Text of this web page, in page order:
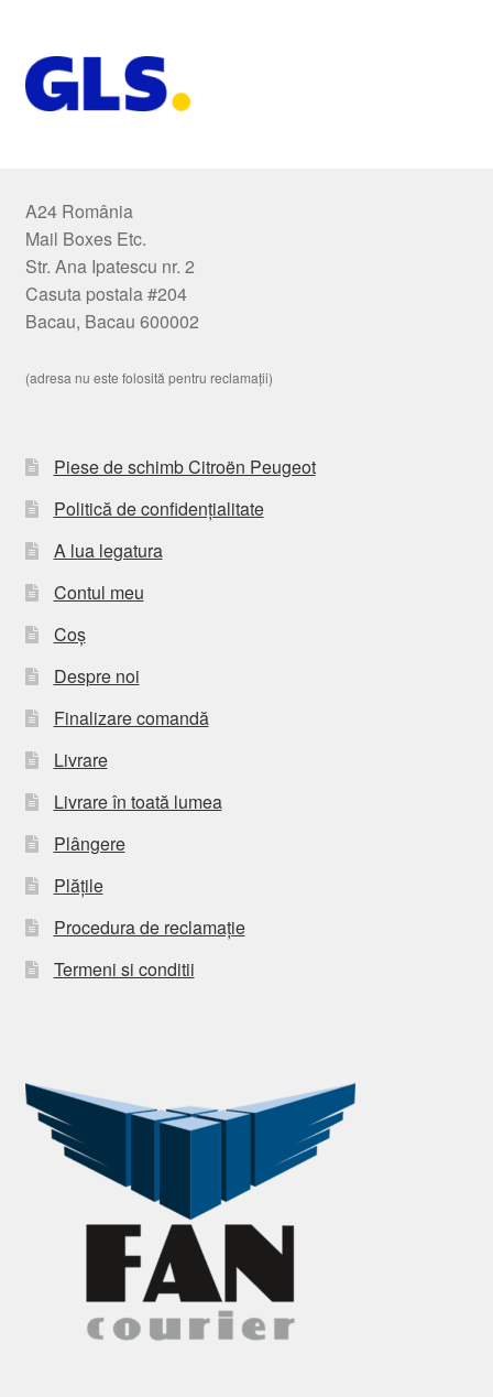
A24 România
Mail Boxes Etc.
Str. Ana Ipatescu nr. 2
Casuta postala #204
Bacau, Bacau 600002
(adresa nu este folosită pentru reclamații)
Piese de schimb Citroën Peugeot
Politică de confidențialitate
A lua legatura
Contul meu
Coș
Despre noi
Finalizare comandă
Livrare
Livrare în toată lumea
Plângere
Plățile
Procedura de reclamație
Termeni si conditii